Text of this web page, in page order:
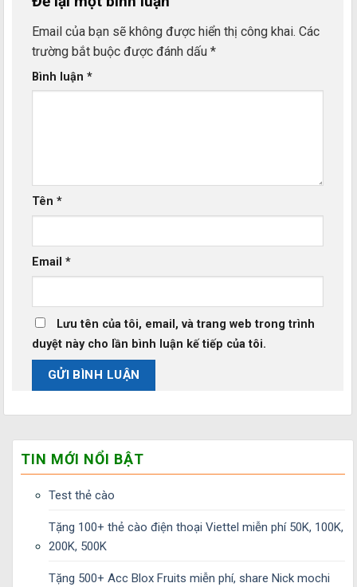
Email của bạn sẽ không được hiển thị công khai. Các
trường bắt buộc được đánh dấu *
Bình luận *
Tên *
Email *
Lưu tên của tôi, email, và trang web trong trình
duyệt này cho lần bình luận kế tiếp của tôi.
TIN MỚI NỔI BẬT
Test thẻ cào
Tặng 100+ thẻ cào điện thoại Viettel miễn phí 50K, 100K,
200K, 500K
Tặng 500+ Acc Blox Fruits miễn phí, share Nick mochi